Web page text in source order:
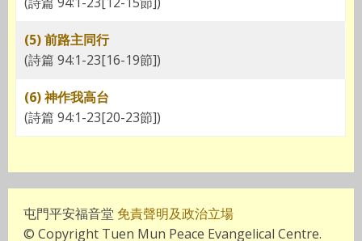
(5) 前路主同行
(詩篇 94:1-23[16-19節])
(6) 神作我高台
(詩篇 94:1-23[20-23節])
屯門平安福音堂 免責聲明及政治立場
© Copyright Tuen Mun Peace Evangelical Centre.